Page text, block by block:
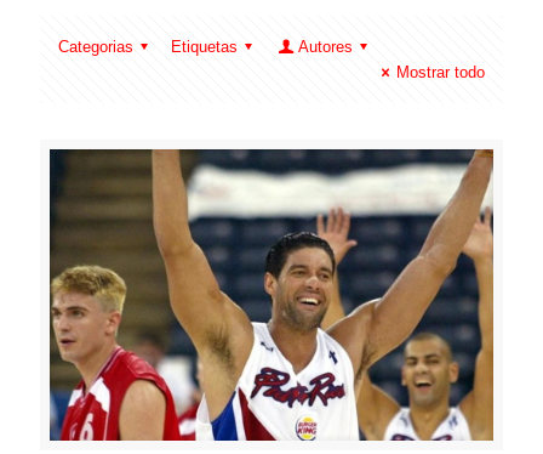
Categorias Etiquetas
Autores
Mostrar todo